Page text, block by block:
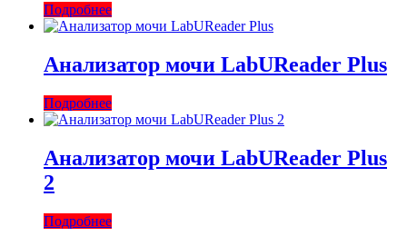
Подробнее
Анализатор мочи LabUReader Plus
Подробнее
Анализатор мочи LabUReader Plus
2
Подробнее